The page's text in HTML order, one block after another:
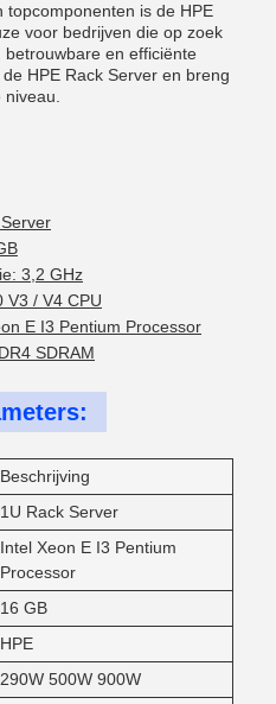
topcomponenten is de HPE
voor bedrijven die op zoek
en efficiënte
HPE Rack Server en breng
3,2 GHz
V3 / V4 CPU
E I3 Pentium Processor
SDRAM
Beschrijving
1U Rack Server
Intel Xeon E I3 Pentium
Processor
16 GB
HPE
290W 500W 900W